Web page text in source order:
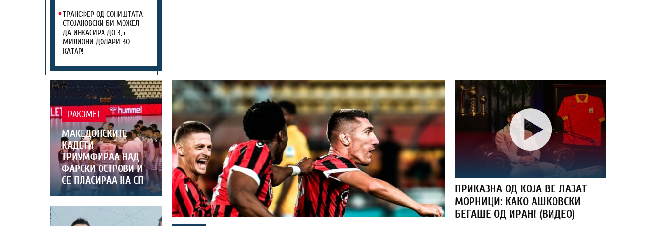
ТРАНСФЕР ОД СОНИШТАТА:
СТОЈАНОВСКИ БИ МОЖЕЛ
ДА ИНКАСИРА ДО 3,5
МИЛИОНИ ДОЛАРИ ВО
КАТАР!
РАКОМЕТ
МАКЕДОНСКИТЕ
КАДЕТИ
ТРИУМФИРАА НАД
ФАРСКИ ОСТРОВИ И
СЕ ПЛАСИРАА НА СП
ПРИКАЗНА ОД КОЈА ВЕ ЛАЗАТ
МОРНИЦИ: КАКО АШКОВСКИ
БЕГАШЕ ОД ИРАН! (ВИДЕО)